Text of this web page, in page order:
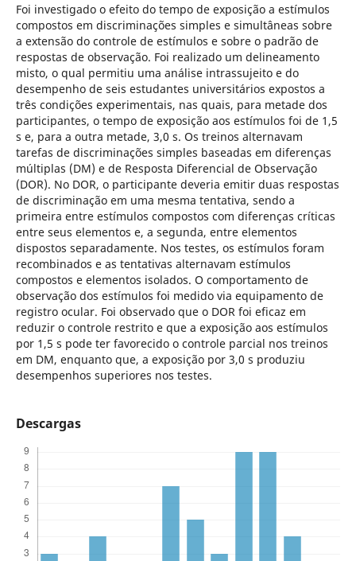
Foi investigado o efeito do tempo de exposição a estímulos
compostos em discriminações simples e simultâneas sobre
a extensão do controle de estímulos e sobre o padrão de
respostas de observação. Foi realizado um delineamento
misto, o qual permitiu uma análise intrassujeito e do
desempenho de seis estudantes universitários expostos a
três condições experimentais, nas quais, para metade dos
participantes, o tempo de exposição aos estímulos foi de 1,5
s e, para a outra metade, 3,0 s. Os treinos alternavam
tarefas de discriminações simples baseadas em diferenças
múltiplas (DM) e de Resposta Diferencial de Observação
(DOR). No DOR, o participante deveria emitir duas respostas
de discriminação em uma mesma tentativa, sendo a
primeira entre estímulos compostos com diferenças críticas
entre seus elementos e, a segunda, entre elementos
dispostos separadamente. Nos testes, os estímulos foram
recombinados e as tentativas alternavam estímulos
compostos e elementos isolados. O comportamento de
observação dos estímulos foi medido via equipamento de
registro ocular. Foi observado que o DOR foi eficaz em
reduzir o controle restrito e que a exposição aos estímulos
por 1,5 s pode ter favorecido o controle parcial nos treinos
em DM, enquanto que, a exposição por 3,0 s produziu
desempenhos superiores nos testes.
Descargas